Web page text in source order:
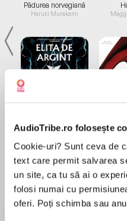
AudioTribe.ro folosește
Cookie-uri? Sunt ceva de
text care permit salvarea
un site, ca tu să ai o
folosi numai cu
oferi. Poți schimba sau
Pădurea norvegiană
Haruki Murakami
de...
Dani Francis
Desprecarte
A thought-provoking